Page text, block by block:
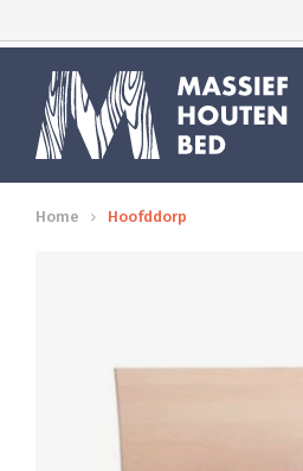
Home Hoofddorp